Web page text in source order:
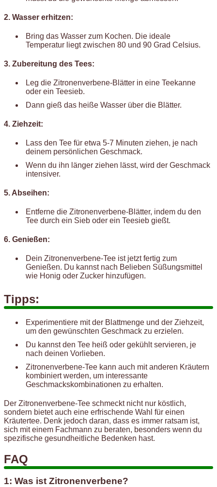
2. Wasser erhitzen:
Bring das Wasser zum Kochen. Die ideale
Temperatur liegt zwischen 80 und 90 Grad Celsius.
3. Zubereitung des Tees:
Leg die Zitronenverbene-Blätter in eine Teekanne
oder ein Teesieb.
Dann gieß das heiße Wasser über die Blätter.
4. Ziehzeit:
Lass den Tee für etwa 5-7 Minuten ziehen, je nach
deinem persönlichen Geschmack.
Wenn du ihn länger ziehen lässt, wird der Geschmack
intensiver.
5. Abseihen:
Entferne die Zitronenverbene-Blätter, indem du den
Tee durch ein Sieb oder ein Teesieb gießt.
6. Genießen:
Dein Zitronenverbene-Tee ist jetzt fertig zum
Genießen. Du kannst nach Belieben Süßungsmittel
wie Honig oder Zucker hinzufügen.
Tipps:
Experimentiere mit der Blattmenge und der Ziehzeit,
um den gewünschten Geschmack zu erzielen.
Du kannst den Tee heiß oder gekühlt servieren, je
nach deinen Vorlieben.
Zitronenverbene-Tee kann auch mit anderen Kräutern
kombiniert werden, um interessante
Geschmackskombinationen zu erhalten.
Der Zitronenverbene-Tee schmeckt nicht nur köstlich,
sondern bietet auch eine erfrischende Wahl für einen
Kräutertee. Denk jedoch daran, dass es immer ratsam ist,
sich mit einem Fachmann zu beraten, besonders wenn du
spezifische gesundheitliche Bedenken hast.
FAQ
1: Was ist Zitronenverbene?